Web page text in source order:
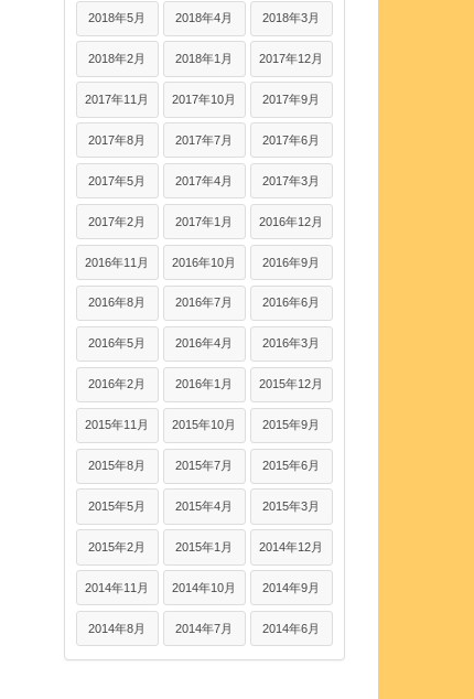
2018年5月 2018年4月 2018年3月
2018年2月 2018年1月 2017年12月
2017年11月 2017年10月 2017年9月
2017年8月 2017年7月 2017年6月
2017年5月 2017年4月 2017年3月
2017年2月 2017年1月 2016年12月
2016年11月 2016年10月 2016年9月
2016年8月 2016年7月 2016年6月
2016年5月 2016年4月 2016年3月
2016年2月 2016年1月 2015年12月
2015年11月 2015年10月 2015年9月
2015年8月 2015年7月 2015年6月
2015年5月 2015年4月 2015年3月
2015年2月 2015年1月 2014年12月
2014年11月 2014年10月 2014年9月
2014年8月 2014年7月 2014年6月